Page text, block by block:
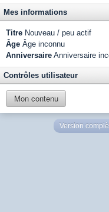
Mes informations
Titre Nouveau / peu actif
Âge Âge inconnu
Anniversaire Anniversaire
Contrôles utilisateur
Mon contenu
Version